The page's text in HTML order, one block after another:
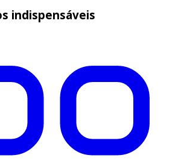
indispensáveis